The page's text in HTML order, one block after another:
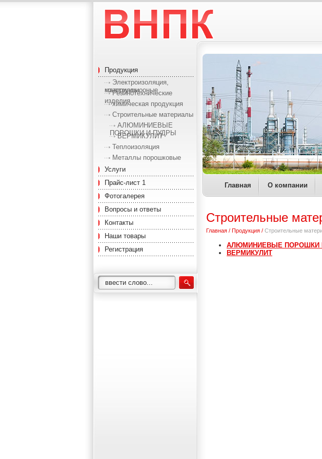
Продукция
Электроизоляция,
Резинотехнические
химическая продукция
Строительные материалы
АЛЮМИНИЕВЫЕ
ВЕРМИКУЛИТ
Теплоизоляция
Металлы порошковые
Услуги
Прайс-лист 1
Фотогалерея
Вопросы и ответы
Контакты
Наши товары
Регистрация
Главная О компании
Строительные
Главная / Продукция / Строительные
АЛЮМИНИЕВЫЕ ПОРОШКИ
ВЕРМИКУЛИТ